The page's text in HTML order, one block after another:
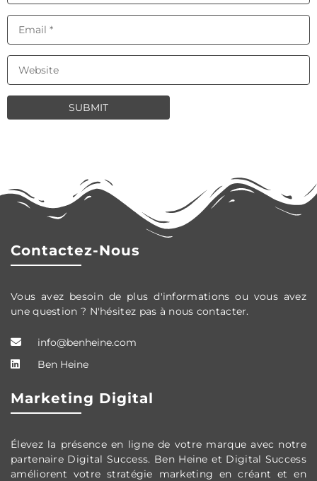
Contactez-Nous
Vous avez besoin de plus d'informations ou vous avez
une question ? N'hésitez pas à nous contacter.
info@benheine.com
Ben Heine
Marketing Digital
Élevez la présence en ligne de votre marque avec notre
partenaire Digital Success. Ben Heine et Digital Success
améliorent votre stratégie marketing en créant et en